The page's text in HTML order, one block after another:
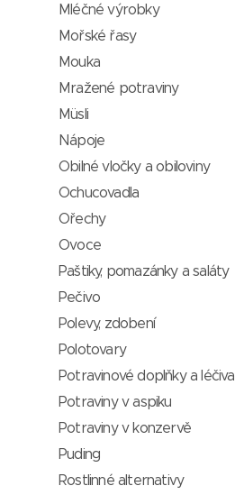
Mléčné výrobky
Mořské řasy
Mouka
Mražené potraviny
Müsli
Nápoje
Obilné vločky a obiloviny
Ochucovadla
Ořechy
Ovoce
Paštiky, pomazánky a saláty
Pečivo
Polevy, zdobení
Polotovary
Potravinové doplňky a léčiva
Potraviny v aspiku
Potraviny v konzervě
Puding
Rostlinné alternativy